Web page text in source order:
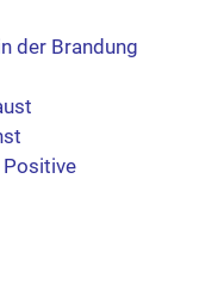
der Brandung
Positive